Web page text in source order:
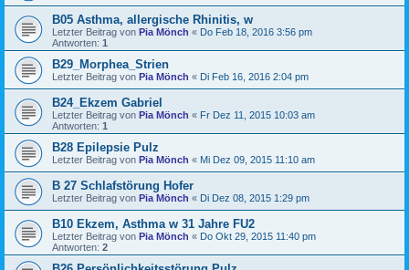
B05 Asthma, allergische Rhinitis, w
Letzter Beitrag von Pia Mönch « Do Feb 18, 2016 3:56 pm
Antworten: 1
B29_Morphea_Strien
Letzter Beitrag von Pia Mönch « Di Feb 16, 2016 2:04 pm
B24_Ekzem Gabriel
Letzter Beitrag von Pia Mönch « Fr Dez 11, 2015 10:03 am
Antworten: 1
B28 Epilepsie Pulz
Letzter Beitrag von Pia Mönch « Mi Dez 09, 2015 11:10 am
B 27 Schlafstörung Hofer
Letzter Beitrag von Pia Mönch « Di Dez 08, 2015 1:29 pm
B10 Ekzem, Asthma w 31 Jahre FU2
Letzter Beitrag von Pia Mönch « Do Okt 29, 2015 11:40 pm
Antworten: 2